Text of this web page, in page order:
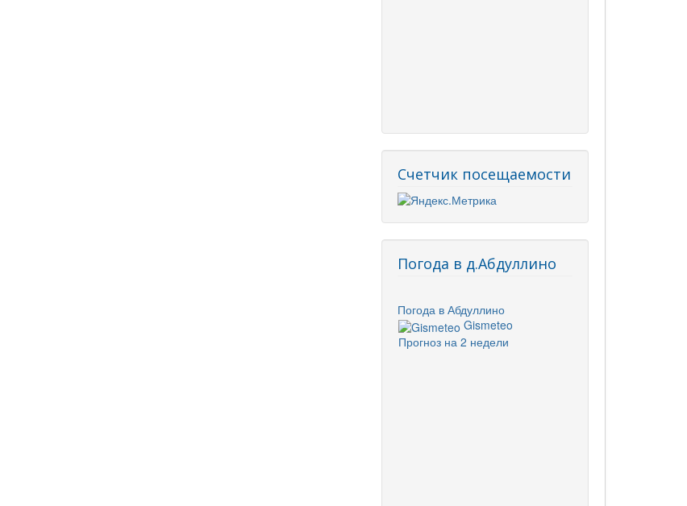
Счетчик посещаемости
Погода в д.Абдуллино
Погода в Абдуллино
Gismeteo
Прогноз на 2 недели